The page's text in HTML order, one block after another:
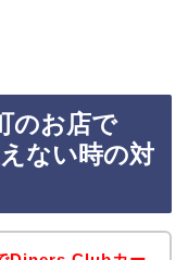
のお店で
ない時の対